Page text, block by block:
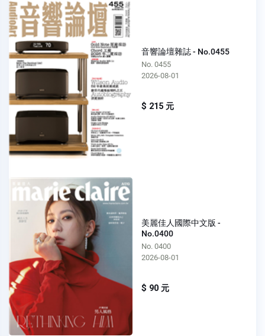
音響論壇雜誌 - No.0455
No. 0455
2026-08-01
$ 215 元
美麗佳人國際中文版 -
No.0400
No. 0400
2026-08-01
$ 90 元